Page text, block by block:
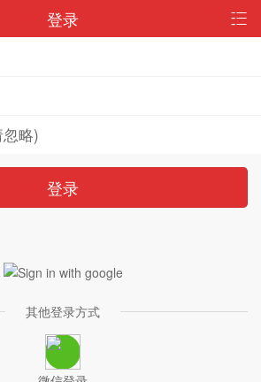
登录
登录
其他登录方式